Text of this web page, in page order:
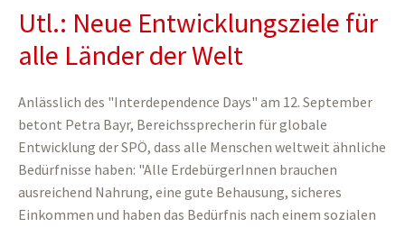
Utl.: Neue Entwicklungsziele für
alle Länder der Welt
Anlässlich des "Interdependence Days" am 12. September
betont Petra Bayr, Bereichssprecherin für globale
Entwicklung der SPÖ, dass alle Menschen weltweit ähnliche
Bedürfnisse haben: "Alle ErdebürgerInnen brauchen
ausreichend Nahrung, eine gute Behausung, sicheres
Einkommen und haben das Bedürfnis nach einem sozialen